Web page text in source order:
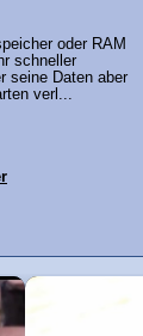
oder RAM
schneller
seine Daten aber
verl...